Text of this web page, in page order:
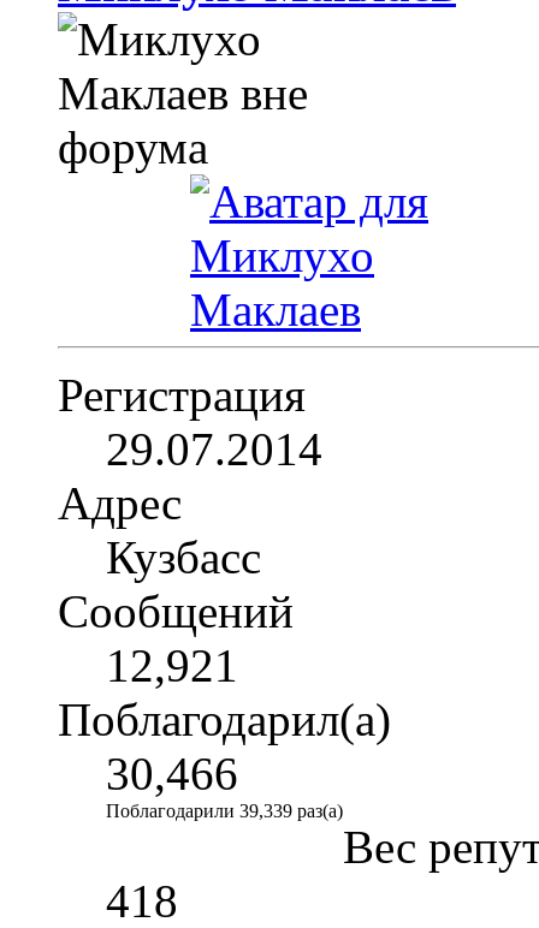
Регистрация
29.07.2014
Адрес
Кузбасс
Сообщений
12,921
Поблагодарил(а)
30,466
Поблагодарили 39,339 раз(а)
Вес
418